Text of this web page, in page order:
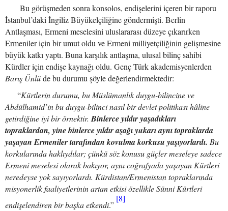
Bu görüşmeden sonra konsolos, endişelerini içeren bir raporu
İstanbul’daki İngiliz Büyükelçiliğine göndermişti. Berlin
Antlaşması, Ermeni meselesini uluslararası düzeye çıkarırken
Ermeniler için bir umut oldu ve Ermeni milliyetçiliğinin gelişmesine
büyük katkı yaptı. Buna karşılık antlaşma, ulusal bilinç sahibi
Kürdler için endişe kaynağı oldu. Genç Türk akademisyenlerden
Barış Ünlüde bu durumu şöyle değerlendirmektedir:
“Kürtlerin durumu, bu Müslümanlık duygu-bilincine ve
Abdülhamid’in bu duygu-bilinci nasıl bir devlet politikası hâline
getirdiğine iyi bir örnektir. Binlerce yıldır yaşadıkları
topraklardan, yine binlerce yıldır aşağı yukarı aynı topraklarda
yaşayan Ermeniler tarafından kovulma korkusu yaşıyorlardı. Bu
korkularında haklıydılar; çünkü söz konusu güçler meseleye sadece
Ermeni meselesi olarak bakıyor, aynı coğrafyada yaşayan Kürtleri
neredeyse yok sayıyorlardı. Kürdistan/Ermenistan topraklarında
misyonerlik faaliyetlerinin artan etkisi özellikle Sünni Kürtleri
endişelendiren bir başka etkendi.”
[8]